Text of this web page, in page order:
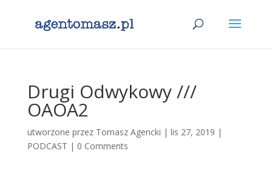
Drugi Odwykowy ///
OAOA2
utworzone przez Tomasz Agencki | lis 27, 2019 |
PODCAST | 0 Comments